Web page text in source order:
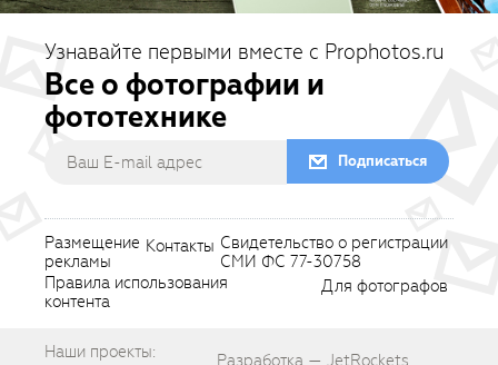
Узнавайте первыми вместе с Prophotos.ru
Все о фотографии и
фототехнике
Подписаться
Размещение
рекламы
Контакты Свидетельство о регистрации
СМИ ФС 77-30758
Правила использования
контента
Для фотографов
Наши проекты: Разработка — JetRockets